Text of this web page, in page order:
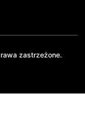
zastrzeżone.